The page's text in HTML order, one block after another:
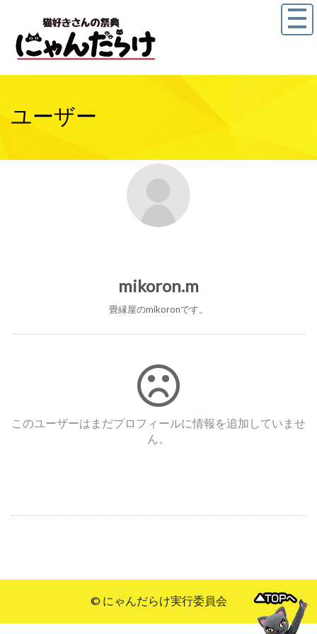
ユーザー
mikoron.m
畳縁屋のmikoronです。
このユーザーはまだプロフィールに情報を追加していませ
ん。
© にゃんだらけ実行委員会